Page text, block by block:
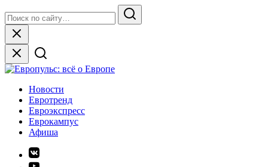
to
content
for:
Search
Close
Европульс: всё о Европе
Новости
Евротренд
Евроэкспресс
Еврокампус
Афиша
Элемент
меню
Элемент